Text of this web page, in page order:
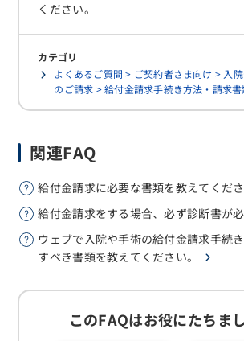
ください。
カテゴリ
よくあるご質問 > ご契約者さま向け > 入
のご請求 > 給付金請求手続き方法・請求書
関連FAQ
給付金請求に必要な書類を教えてくださ
給付金請求をする場合、必ず診断書が
ウェブで入院や手術の給付金請求手続
すべき書類を教えてください。
このFAQはお役にたちま